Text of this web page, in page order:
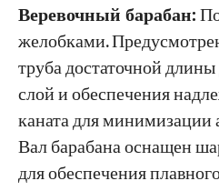
Веревочный барабан:
желобками.
труба достаточной
слой и обеспечения
каната для минимизации
Вал барабана оснащен
для обеспечения